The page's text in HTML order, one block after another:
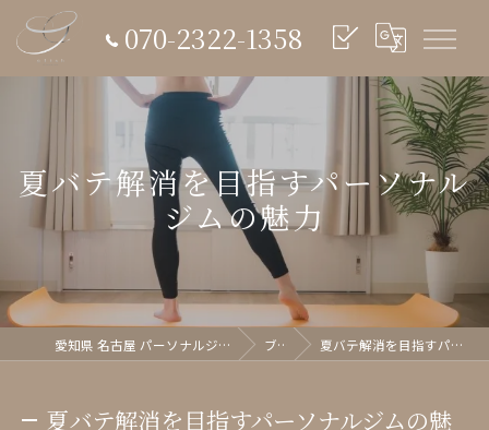
070-2322-1358
夏バテ解消を目指すパーソナル
ジムの魅力
愛知県 名古屋 パーソナルジム glish《グリッシュ》 ブログ 夏バテ解消を目指すパーソナルジムの魅力
夏バテ解消を目指すパーソナルジムの魅